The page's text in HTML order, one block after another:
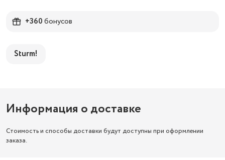
+360бонусов
Sturm!
Информация о доставке
Стоимость и способы доставки будут доступны при оформлении
заказа.